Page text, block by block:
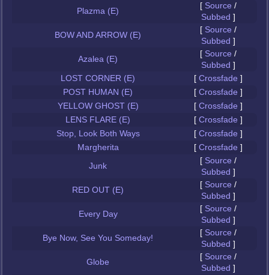
Plazma (E)
[ Source /
Subbed ]
BOW AND ARROW (E)
[ Source /
Subbed ]
Azalea (E)
[ Source /
Subbed ]
LOST CORNER (E)
[ Crossfade ]
POST HUMAN (E)
[ Crossfade ]
YELLOW GHOST (E)
[ Crossfade ]
LENS FLARE (E)
[ Crossfade ]
Stop, Look Both Ways
[ Crossfade ]
Margherita
[ Crossfade ]
Junk
[ Source /
Subbed ]
RED OUT (E)
[ Source /
Subbed ]
Every Day
[ Source /
Subbed ]
Bye Now, See You Someday!
[ Source /
Subbed ]
Globe
[ Source /
Subbed ]